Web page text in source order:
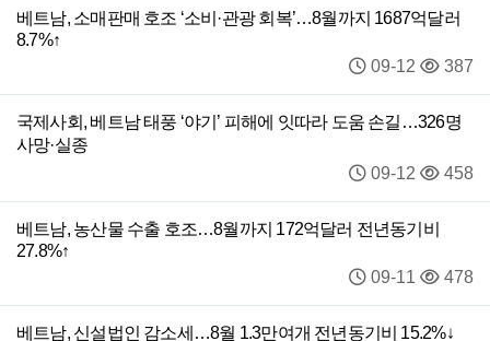
베트남, 소매판매 호조 ‘소비·관광 회복’…8월까지 1687억달러
8.7%↑
09-12
387
국제사회, 베트남 태풍 ‘야기’ 피해에 잇따라 도움 손길…326명
사망·실종
09-12
458
베트남, 농산물 수출 호조…8월까지 172억달러 전년동기비
27.8%↑
09-11
478
베트남, 신설법인 감소세…8월 1.3만여개 전년동기비 15.2%↓